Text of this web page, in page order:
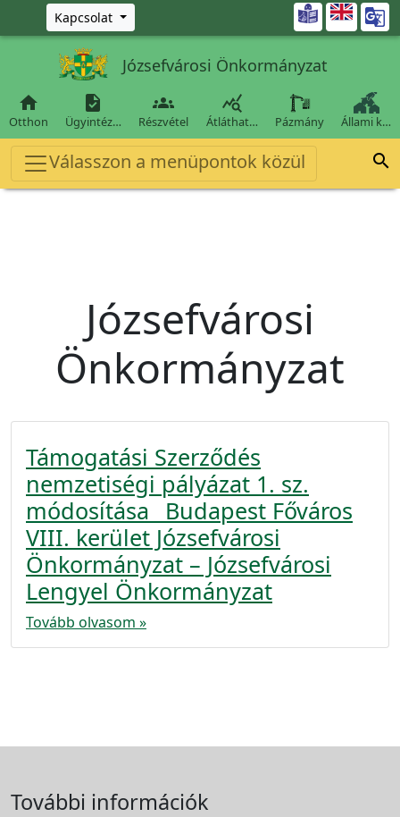
Ugrás a fő tartalomra
Kapcsolat 
Józsefvárosi Önkormányzat

Otthon

Ügyintéz…

Részvétel

Átláthat… Pázmány Állami k…
Válasszon a menüpontok közül 
Józsefvárosi
Önkormányzat
Támogatási Szerződés
nemzetiségi pályázat 1. sz.
módosítása _Budapest Főváros
VIII. kerület Józsefvárosi
Önkormányzat – Józsefvárosi
Lengyel Önkormányzat
Tovább olvasom »
További információk